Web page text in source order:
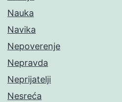
Nauka
Navika
Nepoverenje
Nepravda
Neprijatelji
Nesreća